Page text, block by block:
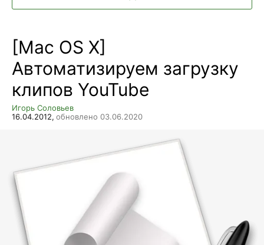
[Mac OS X]
Автоматизируем загрузку
клипов YouTube
Игорь Соловьев
16.04.2012, обновлено 03.06.2020